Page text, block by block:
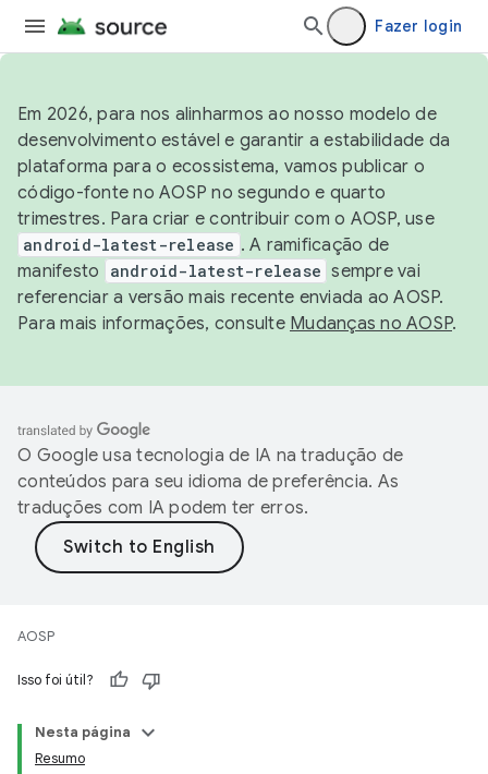
Fazer login
Em 2026, para nos alinharmos ao nosso modelo de
desenvolvimento estável e garantir a estabilidade da
plataforma para o ecossistema, vamos publicar o
código-fonte no AOSP no segundo e quarto
trimestres. Para criar e contribuir com o AOSP, use
android-latest-release . A ramificação de
manifesto
android-latest-release sempre vai
referenciar a versão mais recente enviada ao AOSP.
Para mais informações, consulte Mudanças no AOSP.
O Google usa tecnologia de IA na tradução de
conteúdos para seu idioma de preferência. As
traduções com IA podem ter erros.
AOSP
Isso foi útil?
Nesta página
Resumo